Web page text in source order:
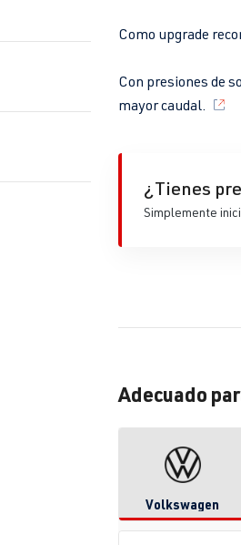
Como upgrade
Con presiones de
mayor caudal.
¿Tienes
Simplemente
Adecuado
Volkswagen